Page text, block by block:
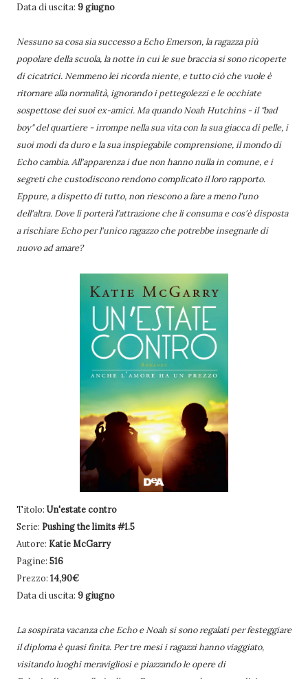
Data di uscita: 9 giugno
Nessuno sa cosa sia successo a Echo Emerson, la ragazza più
popolare della scuola, la notte in cui le sue braccia si sono ricoperte
di cicatrici. Nemmeno lei ricorda niente, e tutto ciò che vuole è
ritornare alla normalità, ignorando i pettegolezzi e le occhiate
sospettose dei suoi ex-amici. Ma quando Noah Hutchins - il "bad
boy" del quartiere - irrompe nella sua vita con la sua giacca di pelle, i
suoi modi da duro e la sua inspiegabile comprensione, il mondo di
Echo cambia. All'apparenza i due non hanno nulla in comune, e i
segreti che custodiscono rendono complicato il loro rapporto.
Eppure, a dispetto di tutto, non riescono a fare a meno l'uno
dell'altra. Dove li porterà l'attrazione che li consuma e cos'è disposta
a rischiare Echo per l'unico ragazzo che potrebbe insegnarle di
nuovo ad amare?
Titolo: Un'estate contro
Serie: Pushing the limits #1.5
Autore: Katie McGarry
Pagine: 516
Prezzo: 14,90€
Data di uscita: 9 giugno
La sospirata vacanza che Echo e Noah si sono regalati per festeggiare
il diploma è quasi finita. Per tre mesi i ragazzi hanno viaggiato,
visitando luoghi meravigliosi e piazzando le opere di